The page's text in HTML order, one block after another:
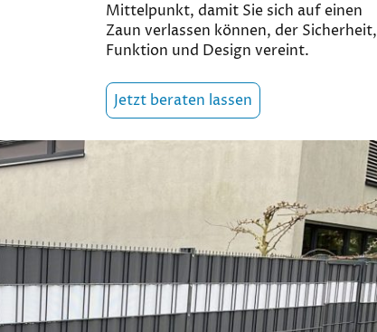
Mittelpunkt, damit Sie sich auf einen
Zaun verlassen können, der Sicherheit,
Funktion und Design vereint.
Jetzt beraten lassen